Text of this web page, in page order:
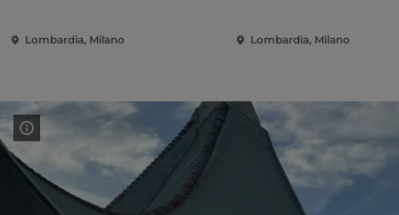
Lombardia, Milano Lombardia, Milano